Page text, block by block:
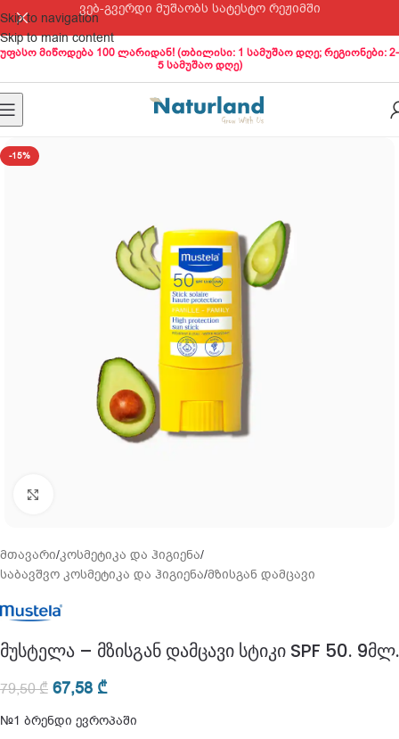
Skip to navigation
Skip to main content
ვებ-გვერდი მუშაობს სატესტო რეჟიმში
უფასო მიწოდება 100 ლარიდან! (თბილისი: 1 სამუშაო დღე; რეგიონები: 2-
5 სამუშაო დღე)
-15%
მთავარი/კოსმეტიკა და ჰიგიენა/
საბავშვო კოსმეტიკა და ჰიგიენა/მზისგან დამცავი
მუსტელა – მზისგან დამცავი სტიკი SPF 50. 9მლ.
79,50₾ 67,58 ₾
№1 ბრენდი ევროპაში